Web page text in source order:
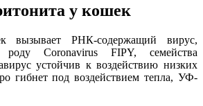
у кошек
вызывает РНК-содержащий вирус,
Coronavirus FIPY, семейства
устойчив к воздействию низких
гибнет под воздействием тепла, УФ-